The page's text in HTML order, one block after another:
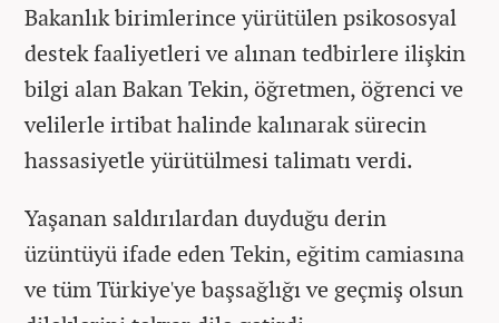
Bakanlık birimlerince yürütülen psikososyal
destek faaliyetleri ve alınan tedbirlere ilişkin
bilgi alan Bakan Tekin, öğretmen, öğrenci ve
velilerle irtibat halinde kalınarak sürecin
hassasiyetle yürütülmesi talimatı verdi.
Yaşanan saldırılardan duyduğu derin
üzüntüyü ifade eden Tekin, eğitim camiasına
ve tüm Türkiye'ye başsağlığı ve geçmiş olsun